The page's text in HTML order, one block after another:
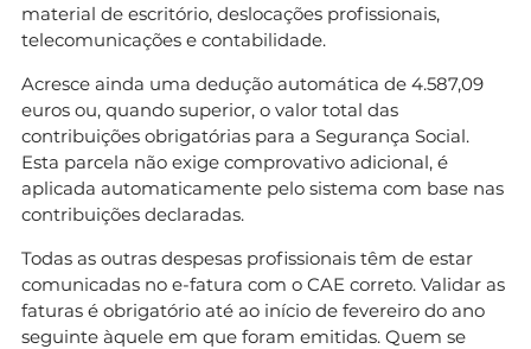
material de escritório, deslocações profissionais,
telecomunicações e contabilidade.
Acresce ainda uma dedução automática de 4.587,09
euros ou, quando superior, o valor total das
contribuições obrigatórias para a Segurança Social.
Esta parcela não exige comprovativo adicional, é
aplicada automaticamente pelo sistema com base nas
contribuições declaradas.
Todas as outras despesas profissionais têm de estar
comunicadas no e-fatura com o CAE correto. Validar as
faturas é obrigatório até ao início de fevereiro do ano
seguinte àquele em que foram emitidas. Quem se